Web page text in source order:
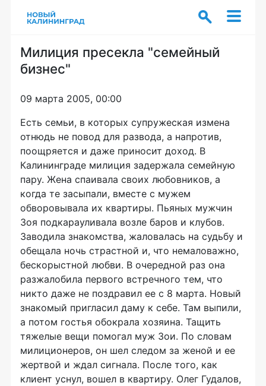
Милиция пресекла "семейный
бизнес"
09 марта 2005, 00:00
Есть семьи, в которых супружеская измена
отнюдь не повод для развода, а напротив,
поощряется и даже приносит доход. В
Калининграде милиция задержала семейную
пару. Жена спаивала своих любовников, а
когда те засыпали, вместе с мужем
обворовывала их квартиры. Пьяных мужчин
Зоя подкарауливала возле баров и клубов.
Заводила знакомства, жаловалась на судьбу и
обещала ночь страстной и, что немаловажно,
бескорыстной любви. В очередной раз она
разжалобила первого встречного тем, что
никто даже не поздравил ее с 8 марта. Новый
знакомый пригласил даму к себе. Там выпили,
а потом гостья обокрала хозяина. Тащить
тяжелые вещи помогал муж Зои. По словам
милиционеров, он шел следом за женой и ее
жертвой и ждал сигнала. После того, как
клиент уснул, вошел в квартиру. Олег Гудалов,